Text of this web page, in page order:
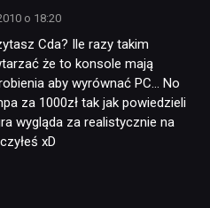
o 18:20
Cda? Ile razy takim
że to konsole mają
aby wyrównać PC… No
za 1000zł tak jak powiedzieli
wygląda za realistycznie na
xD